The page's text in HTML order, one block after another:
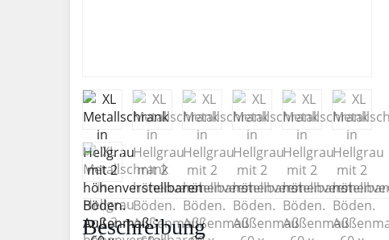
Beschreibung